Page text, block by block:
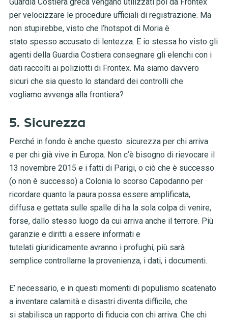
per velocizzare le procedure ufficiali di registrazione. Ma
non stupirebbe, visto che l’hotspot di Moria è
stato spesso accusato di lentezza. E io stessa ho visto gli
agenti della Guardia Costiera consegnare gli elenchi con i
dati raccolti ai poliziotti di Frontex. Ma siamo davvero
sicuri che sia questo lo standard dei controlli che
vogliamo avvenga alla frontiera?
5. Sicurezza
Perché in fondo è anche questo: sicurezza per chi arriva
e per chi già vive in Europa. Non c’è bisogno di rievocare il
13 novembre 2015 e i fatti di Parigi, o ciò che è successo
(o non è successo) a Colonia lo scorso Capodanno per
ricordare quanto la paura possa essere amplificata,
diffusa e gettata sulle spalle di ha la sola colpa di venire,
forse, dallo stesso luogo da cui arriva anche il terrore. Più
garanzie e diritti a essere informati e
tutelati giuridicamente avranno i profughi, più sarà
semplice controllarne la provenienza, i dati, i documenti.
E’ necessario, e in questi momenti di populismo scatenato
a inventare calamità e disastri diventa difficile, che
si stabilisca un rapporto di fiducia con chi arriva. Che chi